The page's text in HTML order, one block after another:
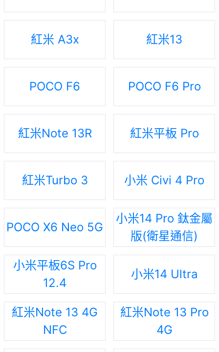
紅米 A3x 紅米13
POCO F6 POCO F6 Pro
紅米Note 13R 紅米平板 Pro
紅米Turbo 3 小米 Civi 4 Pro
POCO X6 Neo 5G
小米14 Pro 鈦金屬
版(衛星通信)
小米平板6S Pro
12.4
小米14 Ultra
紅米Note 13 4G
NFC
紅米Note 13 Pro
4G